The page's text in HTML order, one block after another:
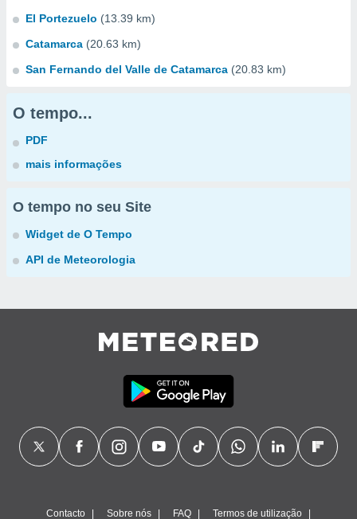
El Portezuelo (13.39 km)
Catamarca (20.63 km)
San Fernando del Valle de Catamarca (20.83 km)
O tempo...
PDF
mais informações
O tempo no seu Site
Widget de O Tempo
API de Meteorologia
Contacto Sobre nós FAQ Termos de utilização